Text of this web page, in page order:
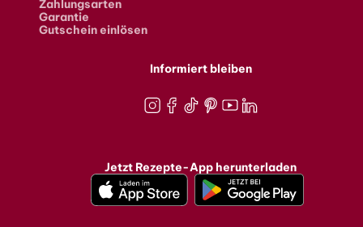
Zahlungsarten
Garantie
Gutschein einlösen
Informiert bleiben
Jetzt Rezepte-App herunterladen